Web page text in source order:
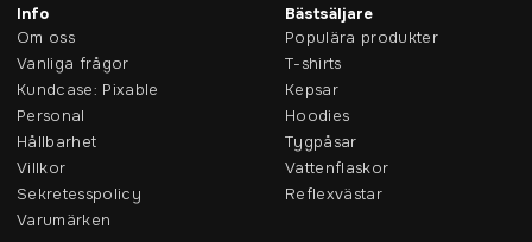
Info
Om oss
Vanliga frågor
Kundcase: Pixable
Personal
Hållbarhet
Villkor
Sekretesspolicy
Varumärken
Bästsäljare
Populära produkter
T-shirts
Kepsar
Hoodies
Tygpåsar
Vattenflaskor
Reflexvästar